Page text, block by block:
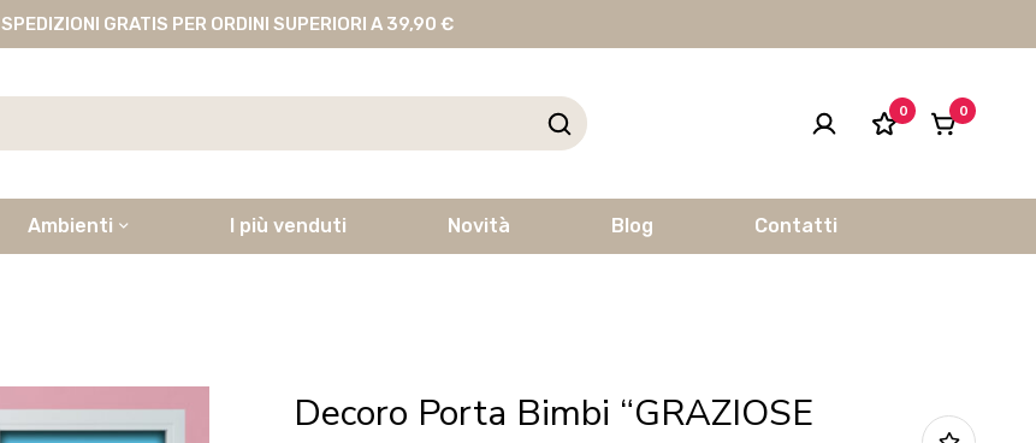
SPEDIZIONI GRATIS PER ORDINI SUPERIORI A 39,90 €
0 0
Ambienti I più venduti Novità Blog Contatti
Decoro Porta Bimbi “GRAZIOSE